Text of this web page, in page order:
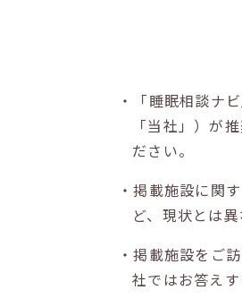
・「睡眠相談ナ
「当社」）が
ださい。
・掲載施設に関
ど、現状とは
・掲載施設をご
社ではお答えす